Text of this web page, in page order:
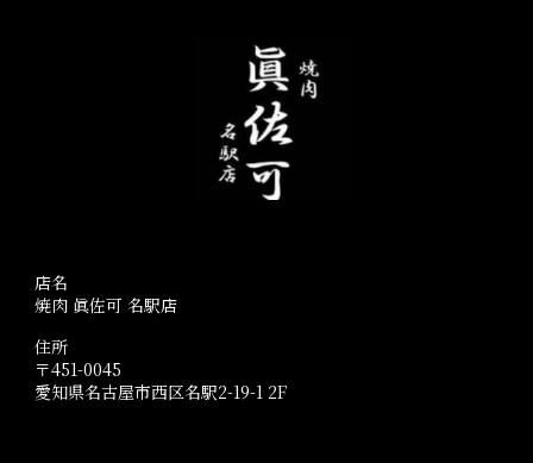
店名
焼肉 眞佐可 名駅店
住所
〒451-0045
愛知県名古屋市西区名駅2-19-1 2F